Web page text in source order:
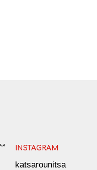
INSTAGRAM
katsarounitsa